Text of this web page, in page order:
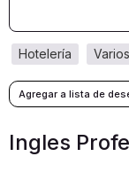
varios
hotelería
Ingles